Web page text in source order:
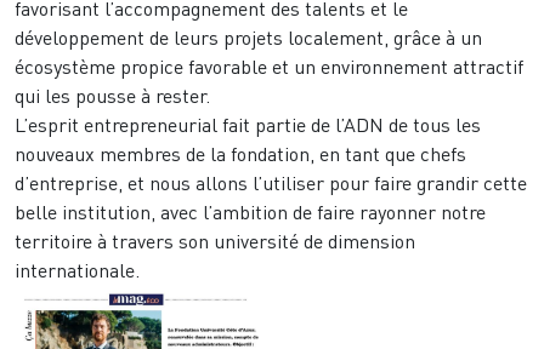
favorisant l’accompagnement des talents et le
développement de leurs projets localement, grâce à un
écosystème propice favorable et un environnement attractif
qui les pousse à rester.
L’esprit entrepreneurial fait partie de l’ADN de tous les
nouveaux membres de la fondation, en tant que chefs
d’entreprise, et nous allons l’utiliser pour faire grandir cette
belle institution, avec l’ambition de faire rayonner notre
territoire à travers son université de dimension
internationale.